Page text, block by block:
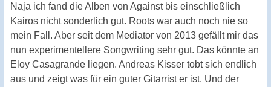
Naja ich fand die Alben von Against bis einschließlich
Kairos nicht sonderlich gut. Roots war auch noch nie so
mein Fall. Aber seit dem Mediator von 2013 gefällt mir das
nun experimentellere Songwriting sehr gut. Das könnte an
Eloy Casagrande liegen. Andreas Kisser tobt sich endlich
aus und zeigt was für ein guter Gitarrist er ist. Und der